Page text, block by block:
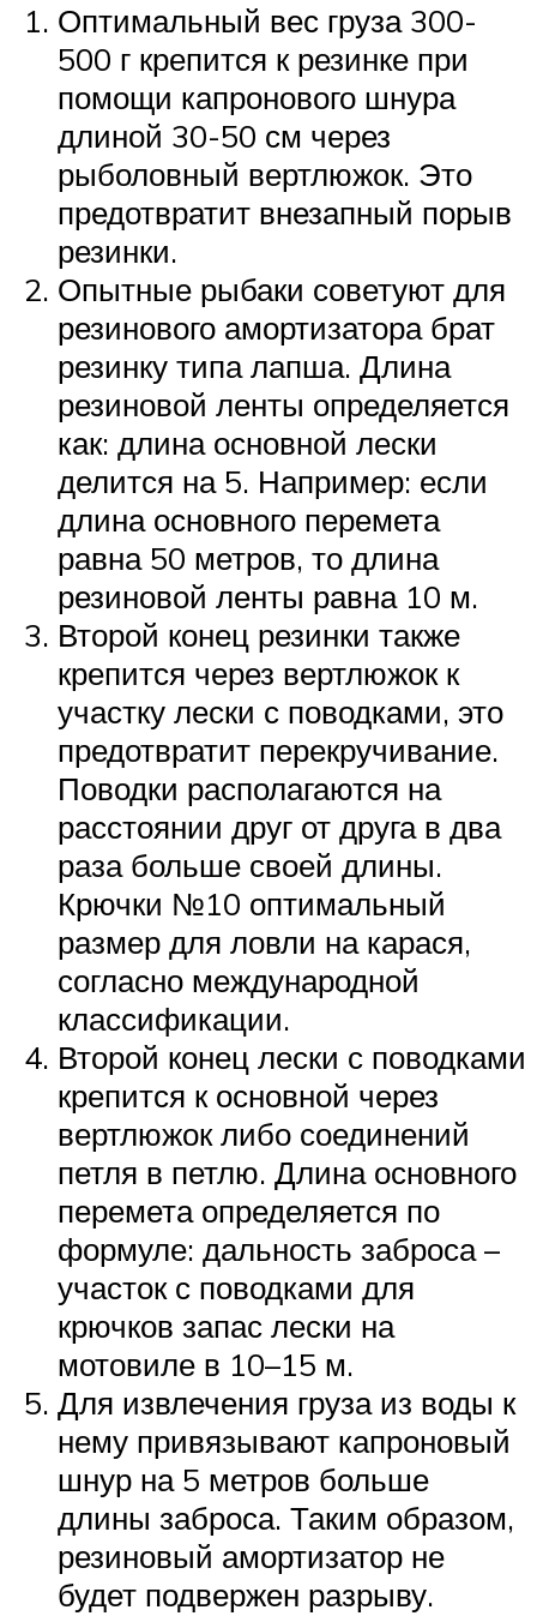
Оптимальный вес груза 300-
500 г крепится к резинке при
помощи капронового шнура
длиной 30-50 см через
рыболовный вертлюжок. Это
предотвратит внезапный порыв
резинки.
Опытные рыбаки советуют для
резинового амортизатора брат
резинку типа лапша. Длина
резиновой ленты определяется
как: длина основной лески
делится на 5. Например: если
длина основного перемета
равна 50 метров, то длина
резиновой ленты равна 10 м.
Второй конец резинки также
крепится через вертлюжок к
участку лески с поводками, это
предотвратит перекручивание.
Поводки располагаются на
расстоянии друг от друга в два
раза больше своей длины.
Крючки №10 оптимальный
размер для ловли на карася,
согласно международной
классификации.
Второй конец лески с поводками
крепится к основной через
вертлюжок либо соединений
петля в петлю. Длина основного
перемета определяется по
формуле: дальность заброса –
участок с поводками для
крючков запас лески на
мотовиле в 10–15 м.
Для извлечения груза из воды к
нему привязывают капроновый
шнур на 5 метров больше
длины заброса. Таким образом,
резиновый амортизатор не
будет подвержен разрыву.